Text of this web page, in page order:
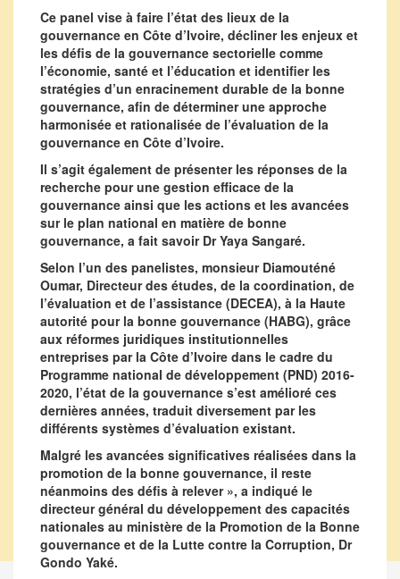
Ce panel vise à faire l’état des lieux de la
gouvernance en Côte d’Ivoire, décliner les enjeux et
les défis de la gouvernance sectorielle comme
l’économie, santé et l’éducation et identifier les
stratégies d’un enracinement durable de la bonne
gouvernance, afin de déterminer une approche
harmonisée et rationalisée de l’évaluation de la
gouvernance en Côte d’Ivoire.
Il s’agit également de présenter les réponses de la
recherche pour une gestion efficace de la
gouvernance ainsi que les actions et les avancées
sur le plan national en matière de bonne
gouvernance, a fait savoir Dr Yaya Sangaré.
Selon l’un des panelistes, monsieur Diamouténé
Oumar, Directeur des études, de la coordination, de
l’évaluation et de l’assistance (DECEA), à la Haute
autorité pour la bonne gouvernance (HABG), grâce
aux réformes juridiques institutionnelles
entreprises par la Côte d’Ivoire dans le cadre du
Programme national de développement (PND) 2016-
2020, l’état de la gouvernance s’est amélioré ces
dernières années, traduit diversement par les
différents systèmes d’évaluation existant.
Malgré les avancées significatives réalisées dans la
promotion de la bonne gouvernance, il reste
néanmoins des défis à relever », a indiqué le
directeur général du développement des capacités
nationales au ministère de la Promotion de la Bonne
gouvernance et de la Lutte contre la Corruption, Dr
Gondo Yaké.